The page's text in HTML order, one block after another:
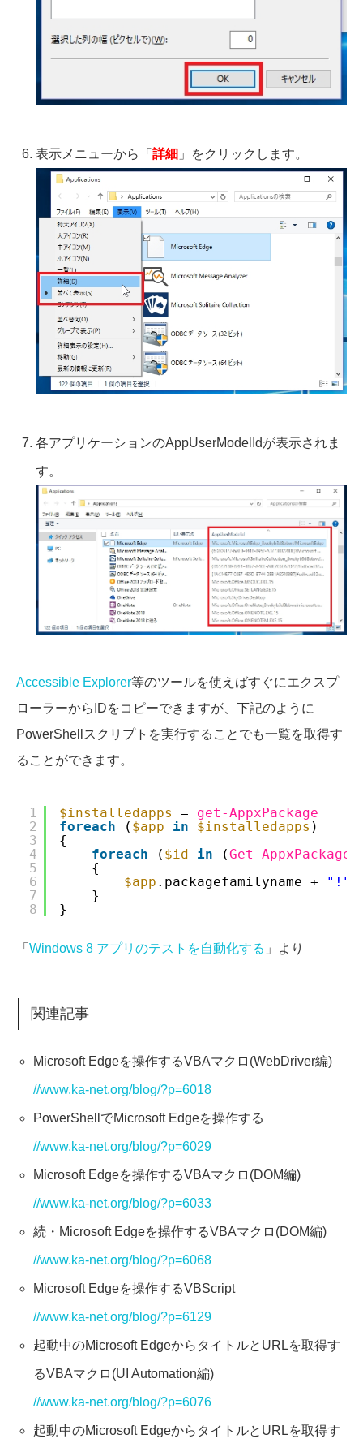
表示メニューから「 詳細 」をクリックします。
各アプリケーションのAppUserModelIdが表示されま
す。
Accessible Explorer等のツールを使えばすぐにエクスプ
ローラーからIDをコピーできますが、下記のように
PowerShellスクリプトを実行することでも一覧を取得す
ることができます。
1
2
3
4
5
6
7
8
$installedapps = get-AppxPackage
foreach
( $app in $installedapps )
{
foreach
( $id in (Get-
{
$app .packagefamilyname + "!"
}
}
「 Windows 8 アプリのテストを自動化する 」より
関連記事
Microsoft Edgeを操作するVBAマクロ(WebDriver編)
//www.ka-net.org/blog/?p=6018
PowerShellでMicrosoft Edgeを操作する
//www.ka-net.org/blog/?p=6029
Microsoft Edgeを操作するVBAマクロ(DOM編)
//www.ka-net.org/blog/?p=6033
続・Microsoft Edgeを操作するVBAマクロ(DOM編)
//www.ka-net.org/blog/?p=6068
Microsoft Edgeを操作するVBScript
//www.ka-net.org/blog/?p=6129
起動中のMicrosoft EdgeからタイトルとURLを取得す
るVBAマクロ(UI Automation編)
//www.ka-net.org/blog/?p=6076
起動中のMicrosoft EdgeからタイトルとURLを取得す